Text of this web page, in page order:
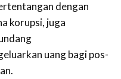
dengan
korupsi, juga
uang bagi pos-